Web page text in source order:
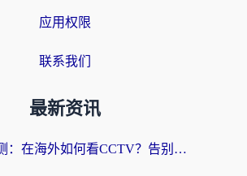
应用权限
联系我们
最新资讯
海外党亲测：在海外如何看CCTV？告别“仅限大陆播放”的实用指南